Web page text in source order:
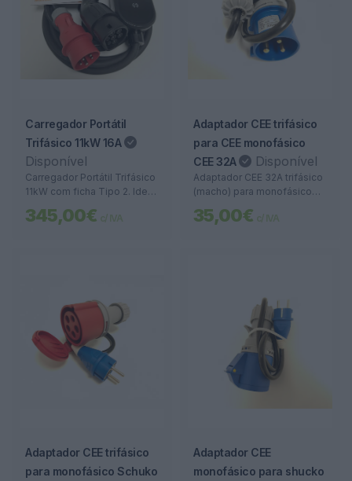
Carregador Portátil
Trifásico 11kW 16A
Disponível
Carregador Portátil Trifásico
11kW com ficha Tipo 2. Ideal
com potência elevada.
345,00€ c/ IVA
Adaptador CEE trifásico
para CEE monofásico
CEE 32A
Disponível
Adaptador CEE 32A trifásico
(macho) para monofásico
carregadores portáteis em
35,00€ c/ IVA
Adaptador CEE trifásico
para monofásico Schuko
Adaptador CEE
monofásico para shucko